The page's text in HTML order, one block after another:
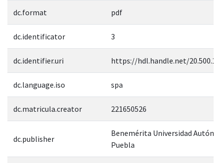
dc.format pdf
dc.identificator 3
dc.identifier.uri https://hdl.handle.net/
dc.language.iso spa
dc.matricula.creator 221650526
dc.publisher
Benemérita Universidad
Puebla